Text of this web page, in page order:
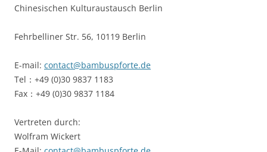
Chinesischen Kulturaustausch Berlin
Fehrbelliner Str. 56, 10119 Berlin
E-mail: contact@bambuspforte.de
Tel：+49 (0)30 9837 1183
Fax：+49 (0)30 9837 1184
Vertreten durch:
Wolfram Wickert